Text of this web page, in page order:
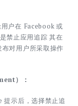
户在 Facebook 或
禁止应用追踪 其在
对用户所采取操作
）：
示后，选择禁止追